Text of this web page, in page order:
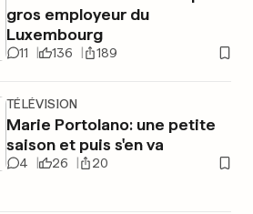
gros employeur du
Luxembourg
11 136 189
TÉLÉVISION
Marie Portolano: une petite
saison et puis s'en va
4 26 20